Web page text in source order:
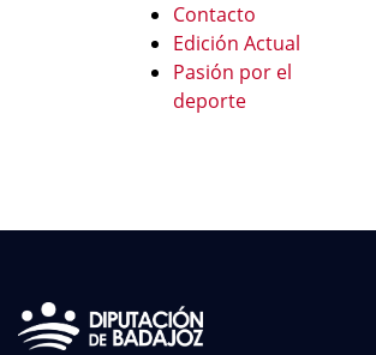
Contacto
Edición Actual
Pasión por el
deporte